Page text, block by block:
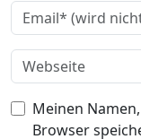
Meinen
Browser